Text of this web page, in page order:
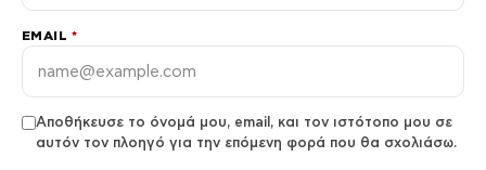
EMAIL *
Αποθήκευσε το όνομά μου, email, και τον ιστότοπο μου σε
αυτόν τον πλοηγό για την επόμενη φορά που θα σχολιάσω.